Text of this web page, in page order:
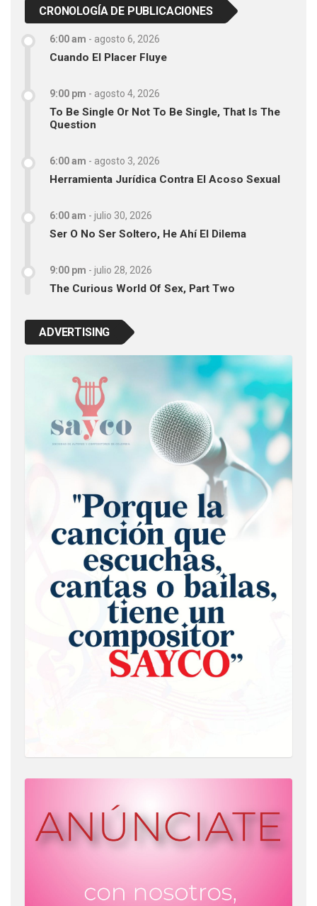
CRONOLOGÍA DE PUBLICACIONES
6:00 am - agosto 6, 2026
Cuando El Placer Fluye
9:00 pm - agosto 4, 2026
To Be Single Or Not To Be Single, That Is The
Question
6:00 am - agosto 3, 2026
Herramienta Jurídica Contra El Acoso Sexual
6:00 am - julio 30, 2026
Ser O No Ser Soltero, He Ahí El Dilema
9:00 pm - julio 28, 2026
The Curious World Of Sex, Part Two
ADVERTISING